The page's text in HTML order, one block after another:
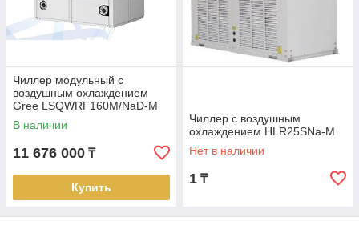
Чиллер модульный с
воздушным охлаждением
Gree LSQWRF160M/NaD-M
В наличии
11 676 000 ₸
Купить
Чиллер с воздушным
охлаждением HLR25SNa-M
Нет в наличии
1 ₸